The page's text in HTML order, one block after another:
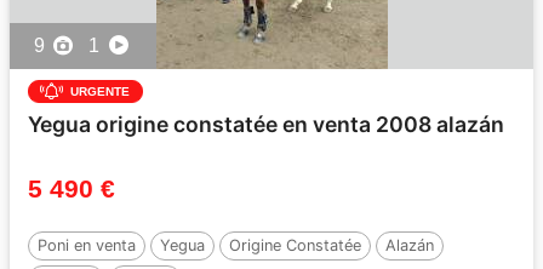
9 1
URGENTE
Yegua origine constatée en venta 2008 alazán
5 490 €
Poni en venta Yegua Origine Constatée
Alazán